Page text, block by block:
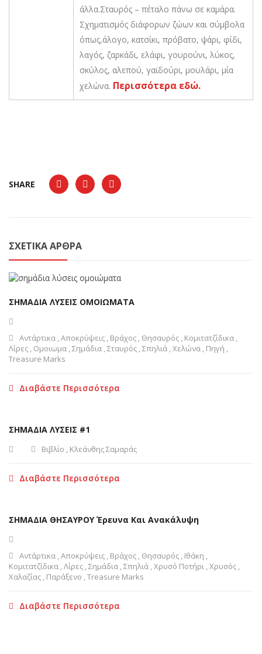
άλλα.Σταυρός – πέταλο πάνω σε καμάρα.
Σχηματισμός διάφορων ζώων και σύμβολα
όπως,άλογο, κατσίκι, πρόβατο, ψάρι, φίδι,
λαγός, ζαρκάδι, ελάφι, γουρούνι, λύκος,
σκύλος, αλεπού, γαϊδούρι, μουλάρι, μία
χελώνα. Περισσότερα εδώ.
SHARE
ΣΧΕΤΙΚΆ ΆΡΘΡΑ
ΣΗΜΑΔΙΑ ΛΥΣΕΙΣ ΟΜΟΙΩΜΑΤΑ
Αντάρτικα ,Αποκρύψεις , Βράχος , Θησαυρός , Κομιτατζίδικα ,
Λίρες , Ομοιωμα ,Σημάδια ,Σταυρός ,Σπηλιά ,Χελώνα , Πηγή ,
Treasure Marks
Διαβάστε Περισσότερα
ΣΗΜΑΔΙΑ ΛΥΣΕΙΣ #1
Βιβλίο , Κλεάνθης Σαμαράς
Διαβάστε Περισσότερα
ΣΗΜΑΔΙΑ ΘΗΣΑΥΡΟΥ Έρευνα Και Ανακάλυψη
Αντάρτικα ,Αποκρύψεις , Βράχος , Θησαυρός , Ιθάκη ,
Κομιτατζίδικα ,Λίρες ,Σημάδια ,Σπηλιά ,Χρυσό Ποτήρι ,Χρυσός ,
Χαλαζίας , Παράξενο ,Treasure Marks
Διαβάστε Περισσότερα